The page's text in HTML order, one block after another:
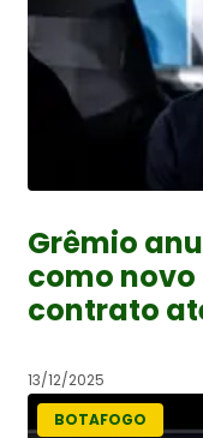
Grêmio
como
contrato
13/12/2025
BOTAFOGO